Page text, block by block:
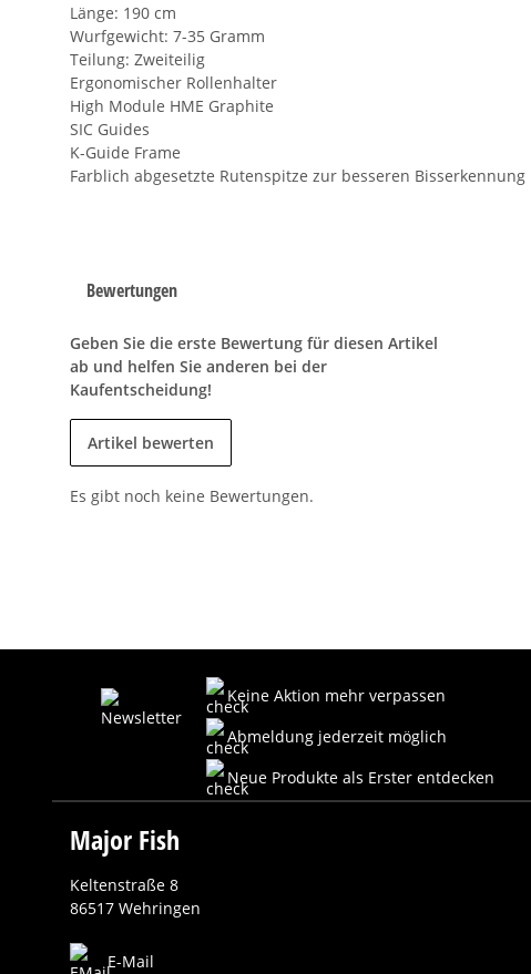
Länge: 190 cm
Wurfgewicht: 7-35 Gramm
Teilung: Zweiteilig
Ergonomischer Rollenhalter
High Module HME Graphite
SIC Guides
K-Guide Frame
Farblich abgesetzte Rutenspitze zur besseren Bisserkennung
Bewertungen
Geben Sie die erste Bewertung für diesen Artikel
ab und helfen Sie anderen bei der
Kaufentscheidung!
Artikel bewerten
Es gibt noch keine Bewertungen.
Keine Aktion mehr verpassen
Abmeldung jederzeit möglich
Neue Produkte als Erster entdecken
Major Fish
Keltenstraße 8
86517 Wehringen
E-Mail